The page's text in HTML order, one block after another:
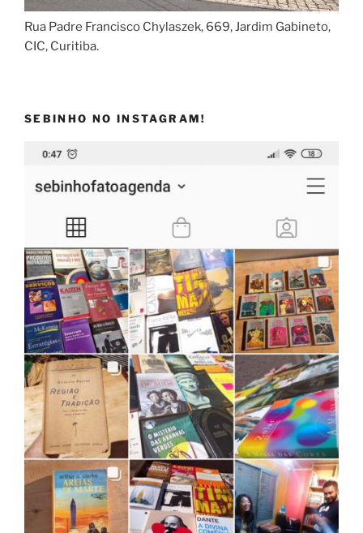
Rua Padre Francisco Chylaszek, 669, Jardim Gabineto,
CIC, Curitiba.
SEBINHO NO INSTAGRAM!